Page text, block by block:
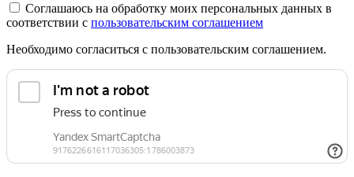
Соглашаюсь на обработку моих персональных данных в
соответствии с пользовательским соглашением
Необходимо согласиться с пользовательским соглашением.